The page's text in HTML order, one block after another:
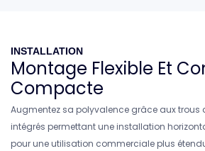
INSTALLATION
Montage Flexible Et
Compacte
Augmentez sa polyvalence grâce aux trous
intégrés permettant une installation
pour une utilisation commerciale plus